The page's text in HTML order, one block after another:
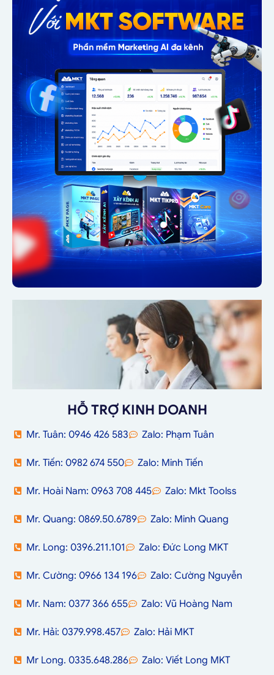
HỖ TRỢ KINH DOANH
Mr. Tuân: 0946 426 583 Zalo: Phạm Tuân
Mr. Tiến: 0982 674 550 Zalo: Minh Tiến
Mr. Hoài Nam: 0963 708 445 Zalo: Mkt Toolss
Mr. Quang: 0869.50.6789 Zalo: Minh Quang
Mr. Long: 0396.211.101 Zalo: Đức Long MKT
Mr. Cường: 0966 134 196 Zalo: Cường Nguyễn
Mr. Nam: 0377 366 655 Zalo: Vũ Hoàng Nam
Mr. Hải: 0379.998.457 Zalo: Hải MKT
Mr Long. 0335.648.286 Zalo: Viết Long MKT